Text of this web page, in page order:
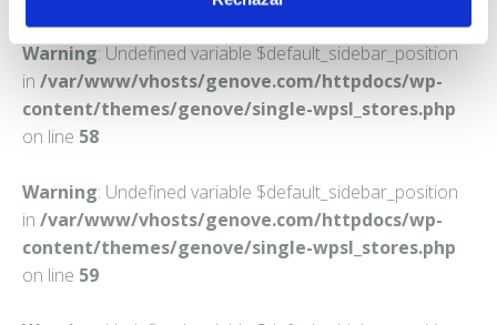
Warning: Undefined variable $default_sidebar_position
in /var/www/vhosts/genove.com/httpdocs/wp-
content/themes/genove/single-wpsl_stores.php
on line 58
Warning: Undefined variable $default_sidebar_position
in /var/www/vhosts/genove.com/httpdocs/wp-
content/themes/genove/single-wpsl_stores.php
on line 59